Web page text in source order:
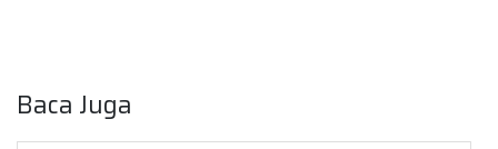
Baca Juga